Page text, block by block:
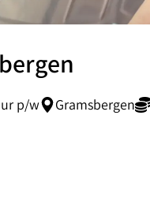
p/w Gramsbergen